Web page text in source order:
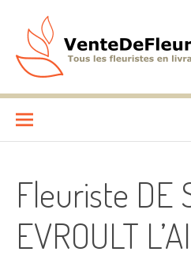
contenu
Fleuriste DE
EVROULT